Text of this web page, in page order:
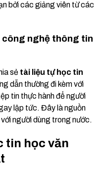
bởi các giảng viên từ các
công nghệ thông tin
sẻ tài liệu tự học tin
dẫn thường đi kèm với
tin thực hành để người
lập tức. Đây là nguồn
người dùng trong nước.
tin học văn